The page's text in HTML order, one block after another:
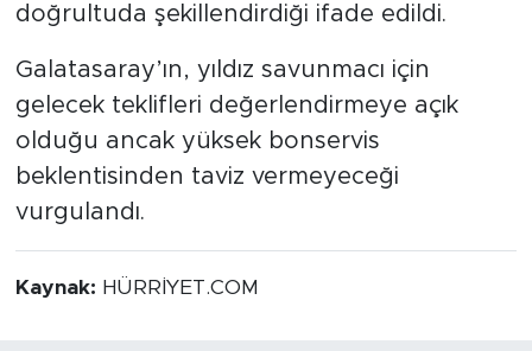
doğrultuda şekillendirdiği ifade edildi.
Galatasaray’ın, yıldız savunmacı için
gelecek teklifleri değerlendirmeye açık
olduğu ancak yüksek bonservis
beklentisinden taviz vermeyeceği
vurgulandı.
Kaynak: HÜRRİYET.COM